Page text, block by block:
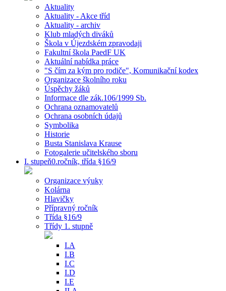
Aktuality
Aktuality - Akce tříd
Aktuality - archiv
Klub mladých diváků
Škola v Újezdském zpravodaji
Fakultní škola PaedF UK
Aktuální nabídka práce
"S čím za kým pro rodiče", Komunikační kodex
Organizace školního roku
Úspěchy žáků
Informace dle zák.106/1999 Sb.
Ochrana oznamovatelů
Ochrana osobních údajů
Symbolika
Historie
Busta Stanislava Krause
Fotogalerie učitelského sboru
I. stupeň0.ročník, třída §16/9
Organizace výuky
Kolárna
Hlavičky
Přípravný ročník
Třída §16/9
Třídy 1. stupně
I.A
I.B
I.C
I.D
I.E